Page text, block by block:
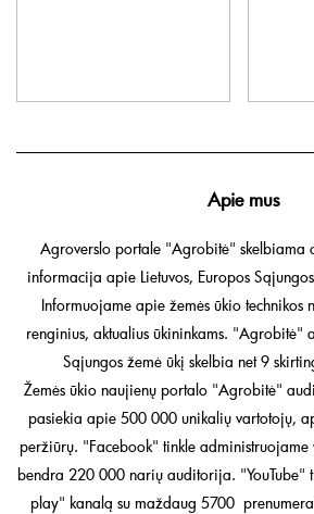
Apie mus
Agroverslo portale "Agrobitė" skelbiama
informacija apie Lietuvos, Europos
Informuojame apie žemės ūkio technikos
renginius, aktualius ūkininkams. "Agrobitė"
Sąjungos žemė ūkį skelbia net 9
Žemės ūkio naujienų portalo "Agrobitė"
pasiekia apie 500 000 unikalių vartotojų,
peržiūrų. "Facebook" tinkle
bendra 220 000 narių auditorija. "YouTube"
play" kanalą su maždaug 5700